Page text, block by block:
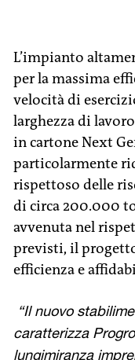
L’impianto
per la massima
velocità di
larghezza di
in cartone Next
particolarmente
rispettoso delle
di circa 200.000
avvenuta nel
previsti, il
efficienza e
“Il nuovo
caratterizza
lungimiranza